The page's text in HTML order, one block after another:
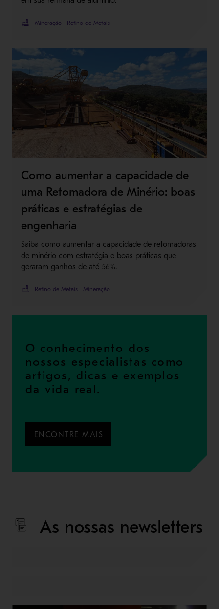
Mineração Refino de Metais
Como aumentar a capacidade de
uma Retomadora de Minério: boas
práticas e estratégias de
engenharia
Saiba como aumentar a capacidade de retomadoras
de minério com estratégia e boas práticas que
geraram ganhos de até 56%.
Refino de Metais Mineração
O conhecimento dos
nossos especialistas como
artigos, dicas e exemplos
da vida real.
ENCONTRE MAIS
As nossas newsletters